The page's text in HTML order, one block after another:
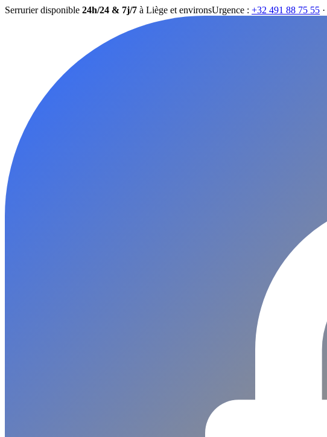
Serrurier disponible 24h/24 & 7j/7 à Liège et environsUrgence : +32 491 88 75 55 ·